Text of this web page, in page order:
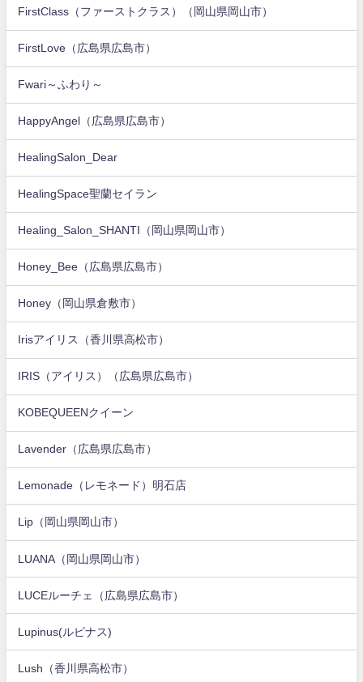
FirstClass（ファーストクラス）（岡山県岡山市）
FirstLove（広島県広島市）
Fwari～ふわり～
HappyAngel（広島県広島市）
HealingSalon_Dear
HealingSpace聖蘭セイラン
Healing_Salon_SHANTI（岡山県岡山市）
Honey_Bee（広島県広島市）
Honey（岡山県倉敷市）
Irisアイリス（香川県高松市）
IRIS（アイリス）（広島県広島市）
KOBEQUEENクイーン
Lavender（広島県広島市）
Lemonade（レモネード）明石店
Lip（岡山県岡山市）
LUANA（岡山県岡山市）
LUCEルーチェ（広島県広島市）
Lupinus(ルピナス)
Lush（香川県高松市）